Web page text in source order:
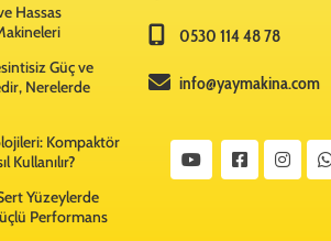
Hassas
Güç ve
Nerelerde
Kompaktör
Kullanılır?
Yüzeylerde
Performans
0530 114 48 78
info@yaymakina.com